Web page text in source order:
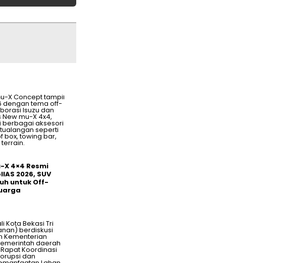
X 4×4 Resmi
2026, SUV
untuk Off-